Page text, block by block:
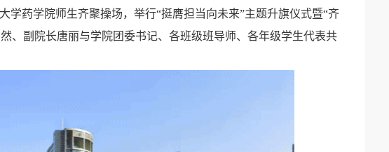
学药学院师生齐聚操场，举行“挺膺担当向未来”主题升旗仪式暨“齐
、副院长唐丽与学院团委书记、各班级班导师、各年级学生代表共